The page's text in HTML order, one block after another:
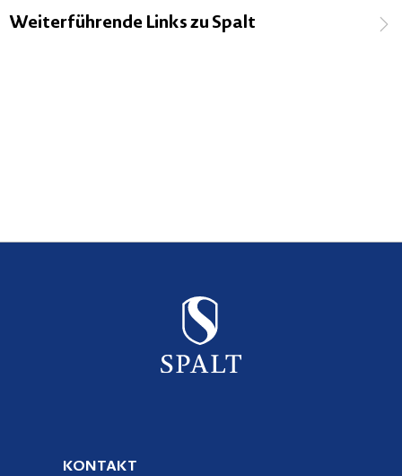
Weiterführende Links zu Spalt
KONTAKT